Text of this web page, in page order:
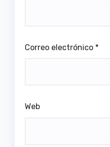
Correo electrónico *
Web